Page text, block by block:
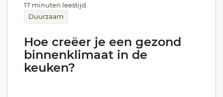
Duurzaam
17 minuten leestijd
Hoe creëer je een gezond
binnenklimaat in de
keuken?